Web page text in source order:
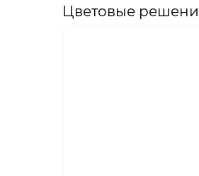
Цветовые